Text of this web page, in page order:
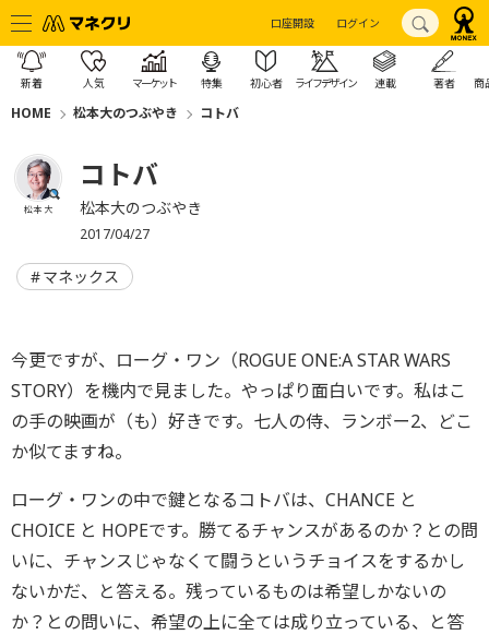
口座開設 ログイン
新着 人気 マーケット 特集 初心者 ライフデザイン 連載 著者 商
HOME 松本大のつぶやき コトバ
松本 大
コトバ
松本大のつぶやき
2017/04/27
マネックス
今更ですが、ローグ・ワン（ROGUE ONE:A STAR WARS
STORY）を機内で見ました。やっぱり面白いです。私はこ
の手の映画が（も）好きです。七人の侍、ランボー2、どこ
か似てますね。
ローグ・ワンの中で鍵となるコトバは、CHANCE と
CHOICE と HOPEです。勝てるチャンスがあるのか？との問
いに、チャンスじゃなくて闘うというチョイスをするかし
ないかだ、と答える。残っているものは希望しかないの
か？との問いに、希望の上に全ては成り立っている、と答